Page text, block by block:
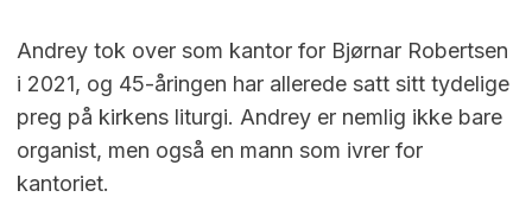
Andrey tok over som kantor for Bjørnar Robertsen
i 2021, og 45-åringen har allerede satt sitt tydelige
preg på kirkens liturgi. Andrey er nemlig ikke bare
organist, men også en mann som ivrer for
kantoriet.